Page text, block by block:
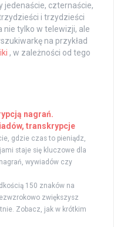
jedenaście, czternaście,
i trzydzieści
nie tylko w telewizji, ale
na przykład
, w zależności od tego
nagrań.
transkrypcje
gdzie czas to pieniądz,
staje się kluczowe dla
wywiadów czy
150 znaków na
zwiększysz
Zobacz, jak w krótkim